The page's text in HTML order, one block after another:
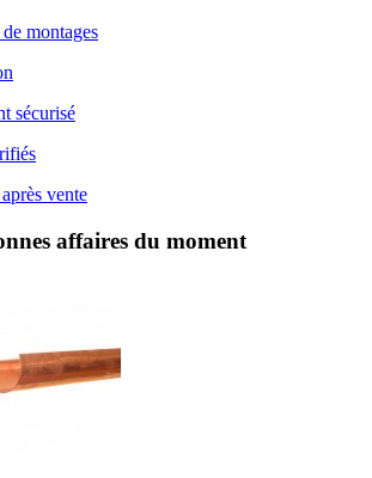
montages
sécurisé
vente
affaires du moment